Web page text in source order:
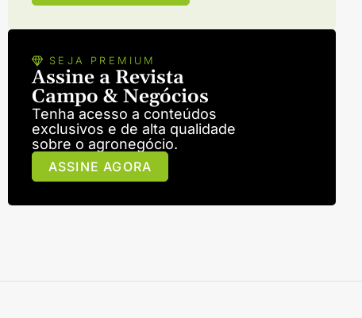
SEJA PREMIUM
Assine a Revista
Campo & Negócios
Tenha acesso a conteúdos
exclusivos e de alta qualidade
sobre o agronegócio.
ASSINE AGORA